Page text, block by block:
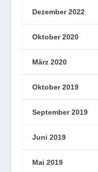
Dezember 2022
Oktober 2020
März 2020
Oktober 2019
September 2019
Juni 2019
Mai 2019